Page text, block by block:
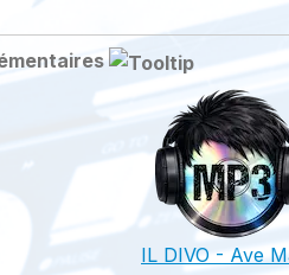
IL DIVO - Ave